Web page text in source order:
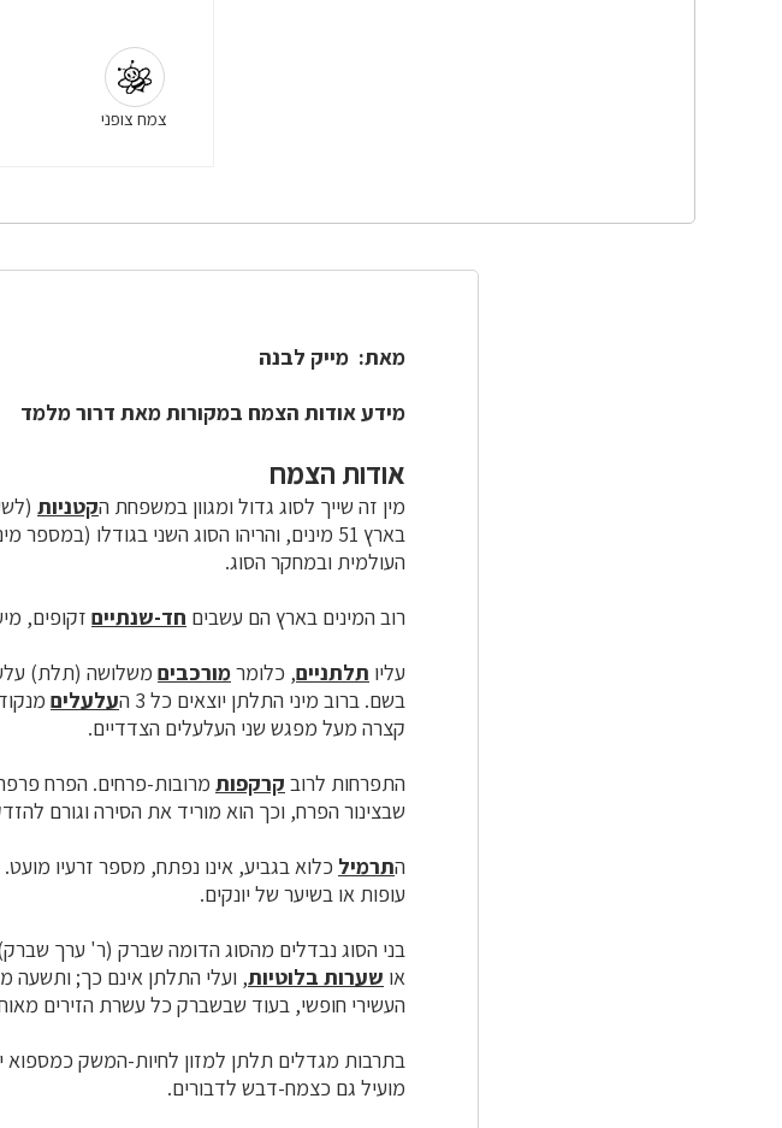
צמח צופני
מאת: מייק לבנה
מידע אודות הצמח במקורות מאת דרור מלמד
אודות הצמח
מין זה שייך לסוג גדול ומגוון במשפחת הקטניות
בארץ 51 מינים, והריהו הסוג השני בגודלו
העולמית ובמחקר הסוג.
רוב המינים בארץ הם עשבים חד-שנתיים זקופים,
עליו תלתניים, כלומרמורכבים משלושה (תלת)
בשם. ברוב מיני התלתן יוצאים כל 3 ה
עלעלים
קצרה מעל מפגש שני העלעלים הצדדיים.
התפרחות לרוב קרקפות מרובות-פרחים. הפרח
שבצינור הפרח, וכך הוא מוריד את הסירה וגורם
התרמיל כלוא בגביע, אינו נפתח, מספר זרעיו מועט.
עופות או בשיער של יונקים.
בני הסוג נבדלים מהסוג הדומה שברק (ר' ערך
או שערות בלוטיות, ועלי התלתן אינם כך; ותשעה
העשירי חופשי, בעוד שבשברק כל עשרת הזירים
בתרבות מגדלים תלתן למזון לחיות-המשק כמספוא
מועיל גם כצמח-דבש לדבורים.